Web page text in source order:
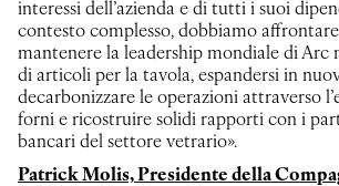
interessi dell’azienda e di tutti i suoi
contesto complesso, dobbiamo
mantenere la leadership mondiale di Arc
di articoli per la tavola, espandersi in
decarbonizzare le operazioni attraverso
forni e ricostruire solidi rapporti con i
bancari del settore vetrario».
Patrick Molis, Presidente della